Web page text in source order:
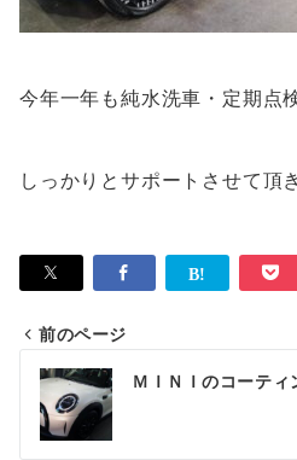
今年一年も純水洗車・定期点
しっかりとサポートさせて頂
投
稿
ナ
前のページ
ＭＩＮＩのコーティ